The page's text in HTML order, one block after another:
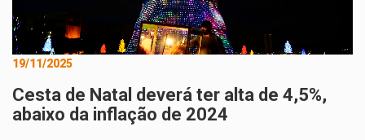
19/11/2025
Cesta de Natal deverá ter alta de 4,5%,
abaixo da inflação de 2024